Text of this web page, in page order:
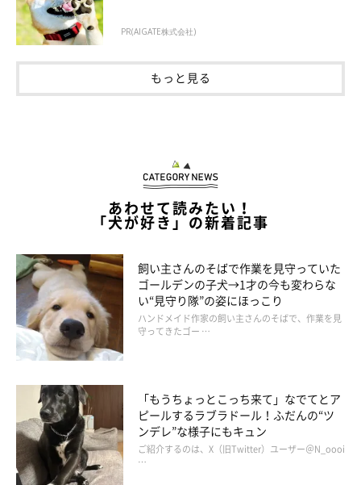
PR(AIGATE株式会社)
もっと見る
あわせて読みたい！
「犬が好き」の新着記事
飼い主さんのそばで作業を見守っていた
ゴールデンの子犬→1才の今も変わらな
い“見守り隊”の姿にほっこり
ハンドメイド作家の飼い主さんのそばで、作業を見
守ってきたゴー …
「もうちょっとこっち来て」なでてとア
ピールするラブラドール！ふだんの“ツ
ンデレ”な様子にもキュン
ご紹介するのは、X（旧Twitter）ユーザー＠N_oooi
…